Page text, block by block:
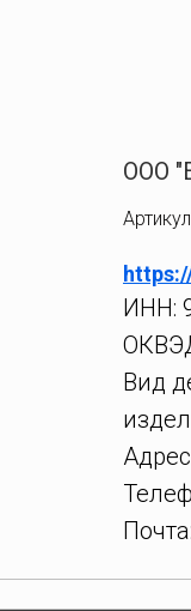
ООО
ИНН:
Вид